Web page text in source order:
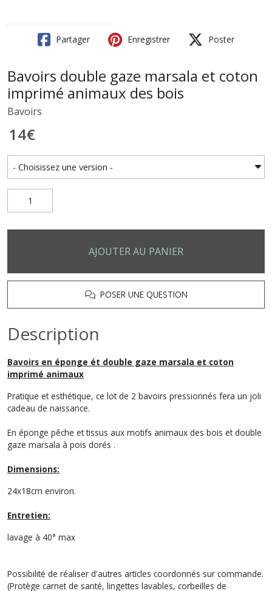
Partager Enregistrer Poster
Bavoirs double gaze marsala et coton
imprimé animaux des bois
Bavoirs
14€
AJOUTER AU PANIER
POSER UNE QUESTION
Description
Bavoirs en éponge ét double gaze marsala et coton
imprimé animaux
Pratique et esthétique, ce lot de 2 bavoirs pressionnés fera un joli
cadeau de naissance.
En éponge pêche et tissus aux motifs animaux des bois et double
gaze marsala à pois dorés .
Dimensions:
24x18cm environ.
Entretien:
lavage à 40° max
Possibilité de réaliser d'autres articles coordonnés sur commande.
(Protège carnet de santé, lingettes lavables, corbeilles de